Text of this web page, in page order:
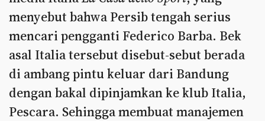
menyebut bahwa Persib tengah serius
mencari pengganti Federico Barba. Bek
asal Italia tersebut disebut-sebut berada
di ambang pintu keluar dari Bandung
dengan bakal dipinjamkan ke klub Italia,
Pescara. Sehingga membuat manajemen